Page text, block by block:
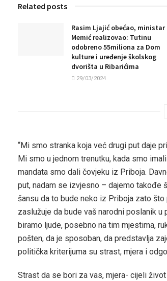
Related posts
Rasim Ljajić obećao, ministar
Memić realizovao: Tutinu
odobreno 55miliona za Dom
kulture i uređenje školskog
dvorišta u Ribarićima
29/03/2024
“Mi smo stranka koja već drugi put daje
Mi smo u jednom trenutku, kada smo
mandata smo dali čovjeku iz Priboja.
put, nadam se izvjesno – dajemo takođe
šansu da to bude neko iz Priboja zato
zaslužuje da bude vaš narodni poslanik
biramo ljude, posebno na tim mjestima,
pošten, da je sposoban, da predstavlja
politička kriterijuma su strast, mjera i
Strast da se bori za vas, mjera- cijeli